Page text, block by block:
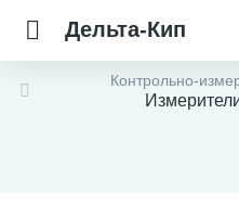
Дельта-Кип
Контрольно-